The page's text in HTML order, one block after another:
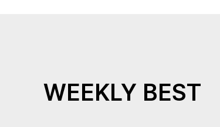
WEEKLY BEST